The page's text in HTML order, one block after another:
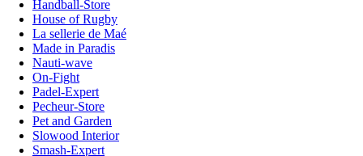
Handball-Store
House of Rugby
La sellerie de Maé
Made in Paradis
Nauti-wave
On-Fight
Padel-Expert
Pecheur-Store
Pet and Garden
Slowood Interior
Smash-Expert